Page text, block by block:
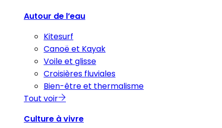
Autour de l’eau
Kitesurf
Canoë et Kayak
Voile et glisse
Croisières fluviales
Bien-être et thermalisme
Tout voir
Culture à vivre